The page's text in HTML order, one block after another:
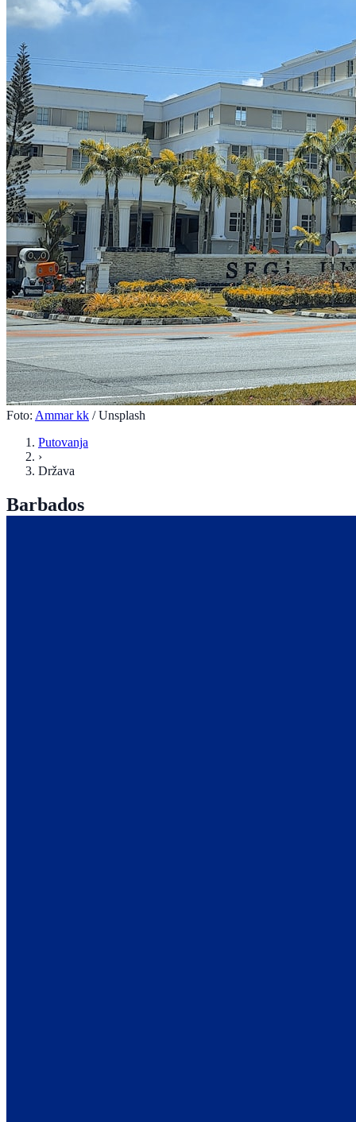
Foto: Ammar kk / Unsplash
Putovanja
›
Država
Barbados